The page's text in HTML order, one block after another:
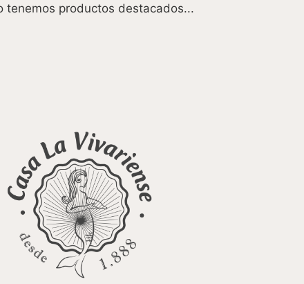
tenemos productos destacados...